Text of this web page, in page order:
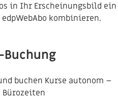
in Ihr Erscheinungsbild ein
kombinieren.
buchen Kurse autonom –